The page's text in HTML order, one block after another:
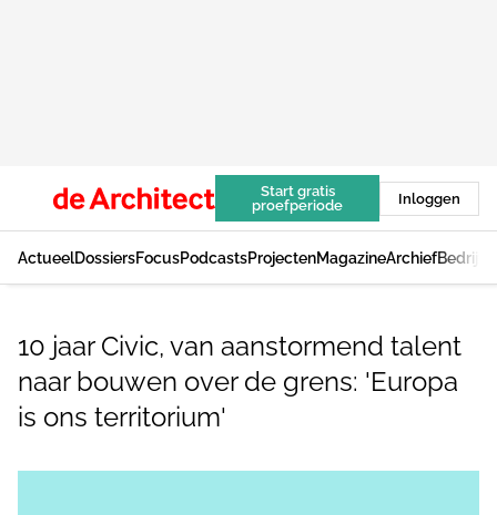
Start gratis
proefperiode
Inloggen
ActueelDossiersFocusPodcastsProjectenMagazineArchief
10 jaar Civic, van aanstormend talent
naar bouwen over de grens: 'Europa
is ons territorium'